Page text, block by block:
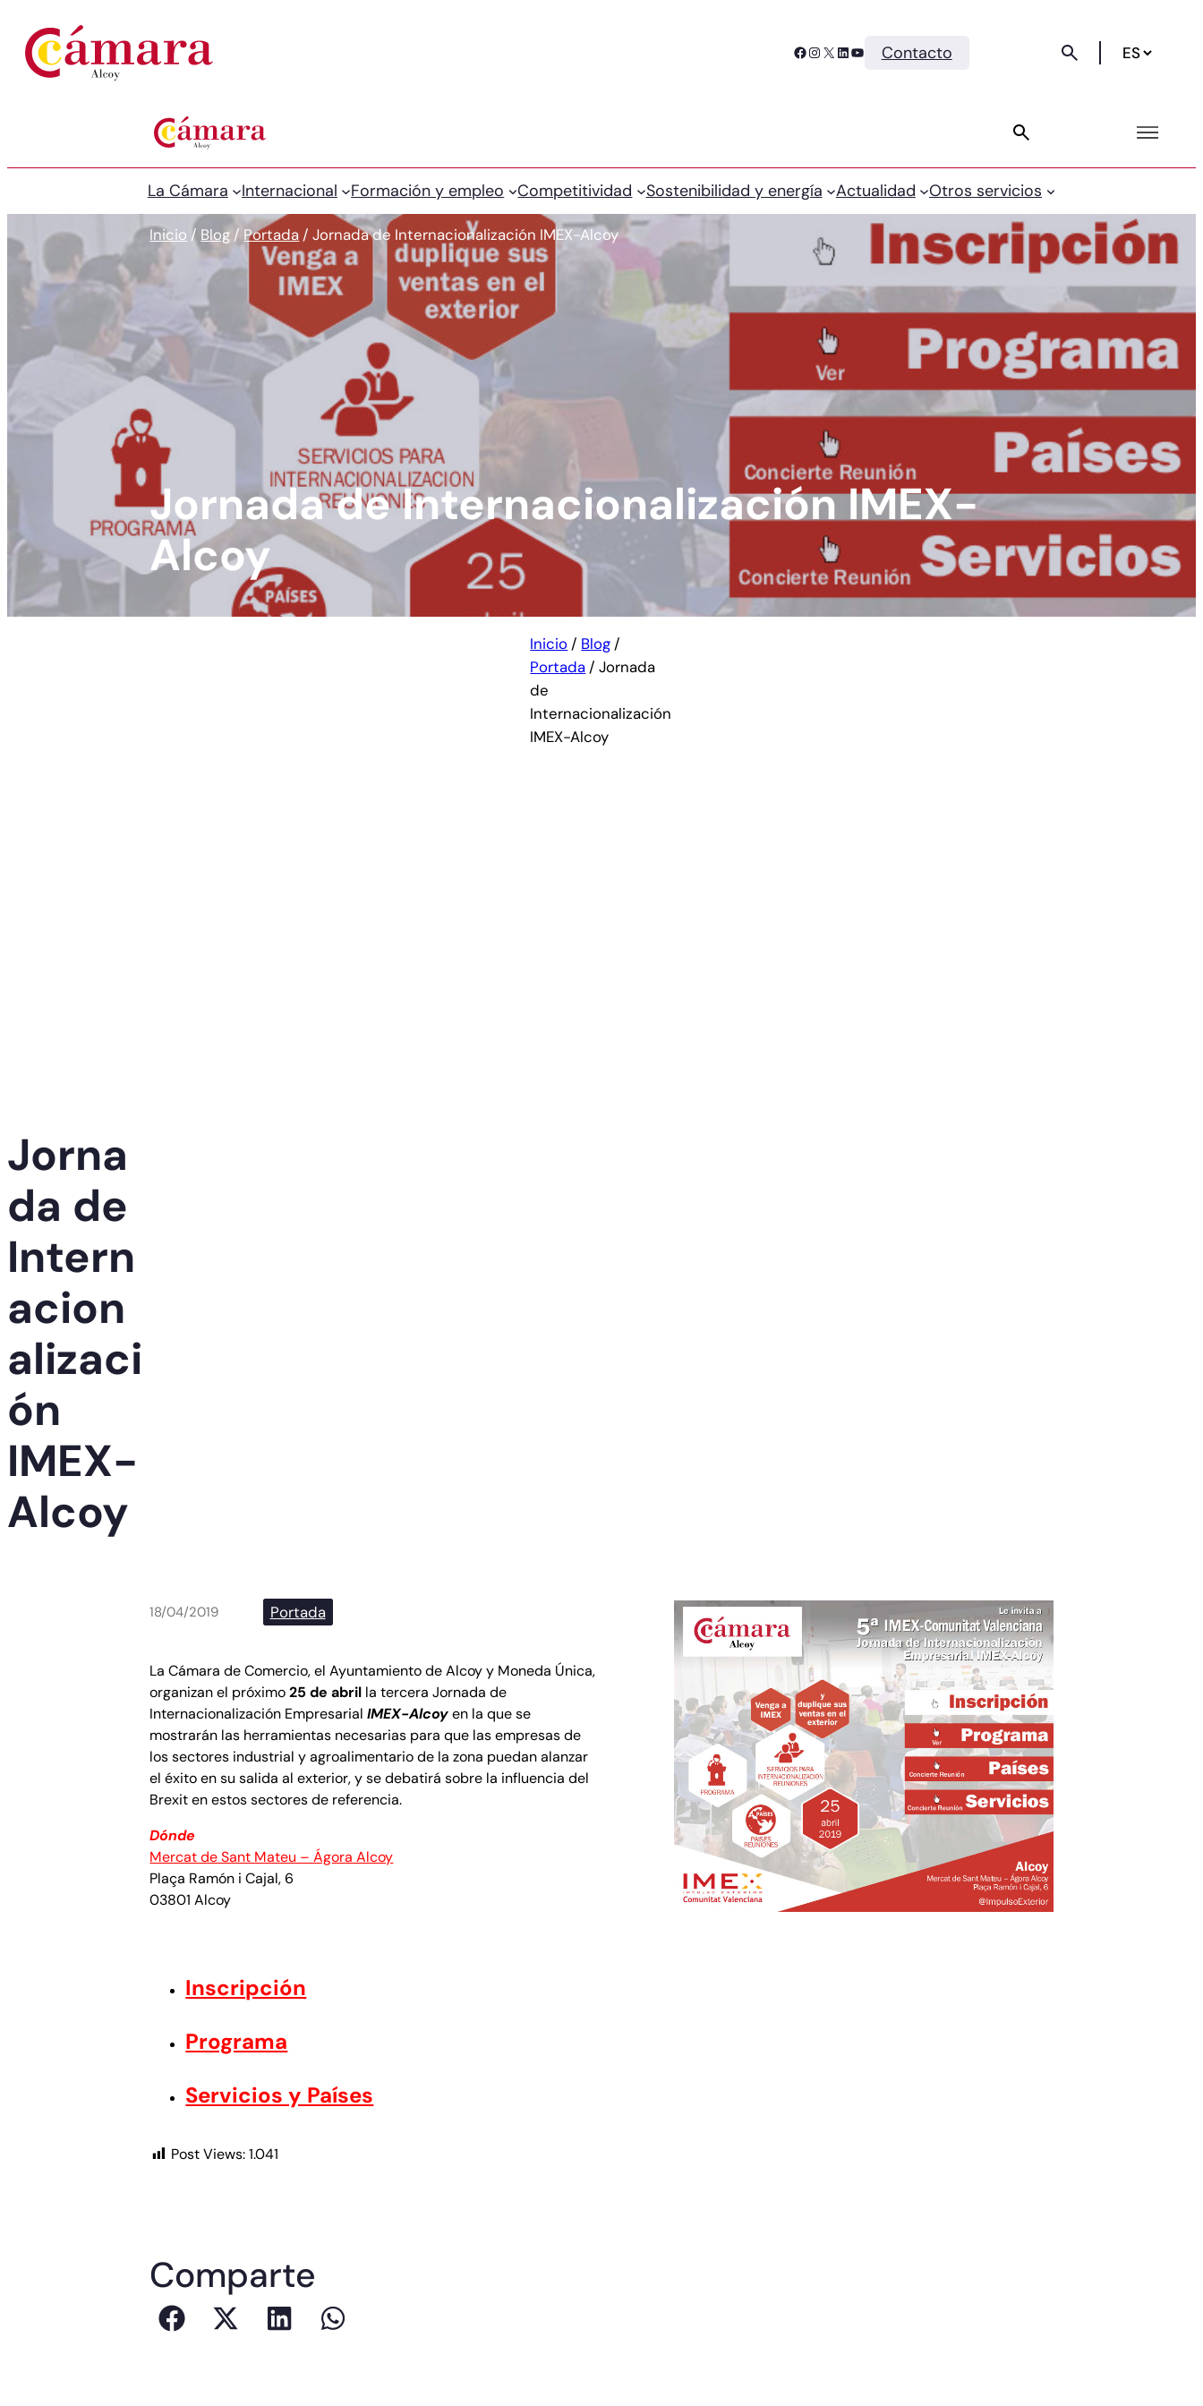
Facebook Instagram X LinkedIn YouTube Contacto
La Cámara Internacional Formación y empleo Competitividad Sostenibilidad y energía Actualidad Otros servicios
Inicio / Blog / Portada /Jornada de Internacionalización IMEX-Alcoy
Jornada de Internacionalización IMEX-
Alcoy
Inicio / Blog /
Portada /Jornada
de
Internacionalización
IMEX-Alcoy
Jorna
da de
Intern
acion
alizaci
ón
IMEX-
Alcoy
18/04/2019 Portada
La Cámara de Comercio, el Ayuntamiento de Alcoy y Moneda Única,
organizan el próximo25 de abril la tercera Jornada de
Internacionalización EmpresarialIMEX-Alcoyen la que se
mostrarán las herramientas necesarias para que las empresas de
los sectores industrial y agroalimentario de la zona puedan alanzar
el éxito en su salida al exterior, y se debatirá sobre la influencia del
Brexit en estos sectores de referencia.
Dónde
Mercat de Sant Mateu – Ágora Alcoy
Plaça Ramón i Cajal, 6
03801 Alcoy
Inscripción
Programa
Servicios y Países
Post Views: 1.041
Comparte